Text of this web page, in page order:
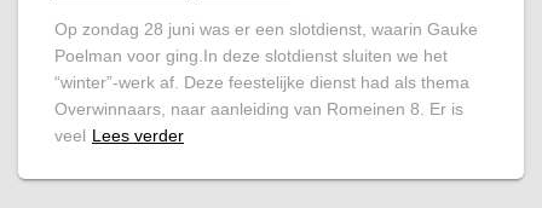
Op zondag 28 juni was er een slotdienst, waarin Gauke
Poelman voor ging.In deze slotdienst sluiten we het
“winter”-werk af. Deze feestelijke dienst had als thema
Overwinnaars, naar aanleiding van Romeinen 8. Er is
veel Lees verder